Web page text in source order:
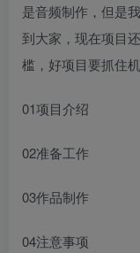
是音频制作，但是
到大家，现在项目
槛，好项目要抓住
01项目介绍
02准备工作
03作品制作
04注意事项